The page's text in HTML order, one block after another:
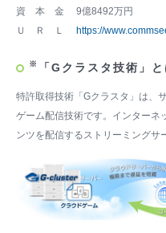
資 本 金
9億8492万円
Ｕ Ｒ Ｌ
https://
※ 「Gクラスタ技術」と
特許取得技術「Gクラスタ」は、
ゲーム配信技術です。インターネ
ンツを配信するストリーミングサ